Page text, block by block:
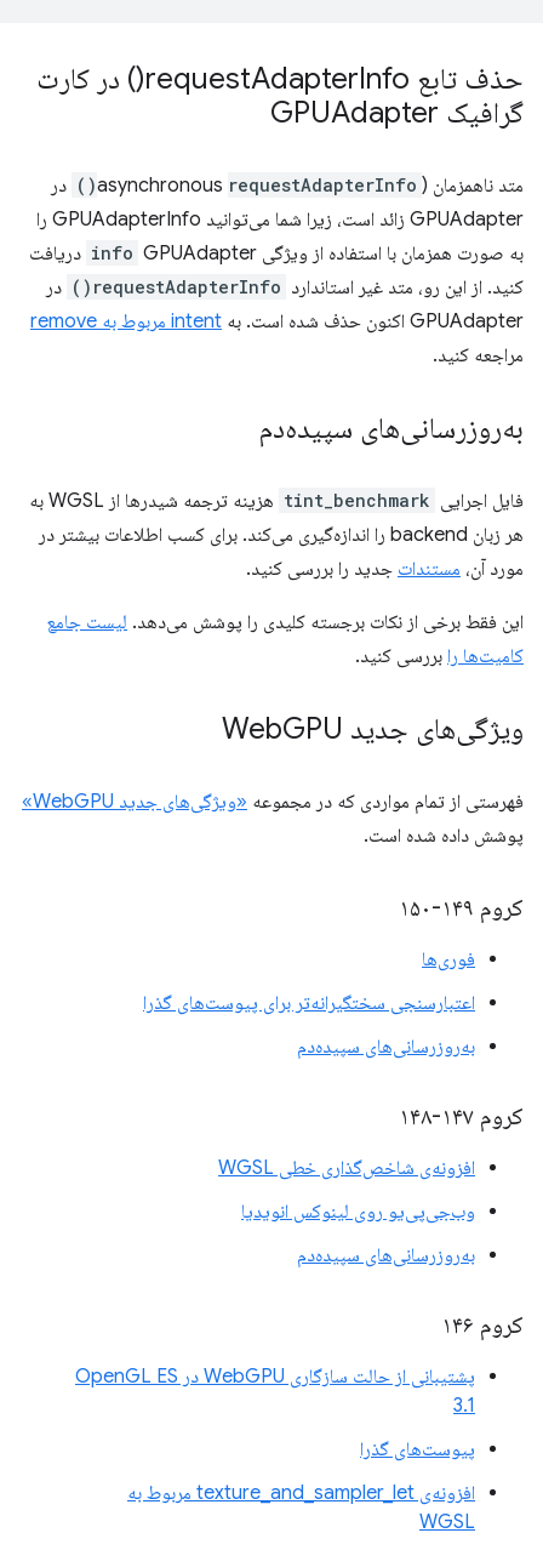
حذف تابع requestAdapterInfo(
) در کارت
گرافیک GPUAdapter
متد ناهمزمان (asynchronous requestAdapterInfo()
در
GPUAdapter زائد است، زیرا شما می‌توانید GPUAdapterInfo را
به صورت همزمان با استفاده از ویژگی
info GPUAdapter دریافت
کنید. از این رو، متد غیر استاندارد requestAdapterInfo()
در
GPUAdapter اکنون حذف شده است. به
intent مربوط به remove
مراجعه کنید.
به‌روزرسانی‌های سپیده‌دم
فایل اجرایی tint_benchmark
هزینه ترجمه شیدرها از WGSL به
هر زبان backend را اندازه‌گیری می‌کند. برای کسب اطلاعات بیشتر در
مورد آن، مستندات جدید را بررسی کنید.
این فقط برخی از نکات برجسته کلیدی را پوشش می‌دهد. لیست جامع
کامیت‌ها را بررسی کنید.
ویژگی‌های جدید Web GPU
فهرستی از تمام مواردی که در مجموعه «ویژگی‌های جدید WebGPU»
پوشش داده شده است.
کروم ۱۴۹-۱۵۰
فوری‌ها
اعتبارسنجی سختگیرانه‌تر برای پیوست‌های گذرا
به‌روزرسانی‌های سپیده‌دم
کروم ۱۴۷-۱۴۸
افزونه‌ی شاخص‌گذاری خطی WGSL
وب‌جی‌پی‌یو روی لینوکس انویدیا
به‌روزرسانی‌های سپیده‌دم
کروم ۱۴۶
پشتیبانی از حالت سازگاری WebGPU در OpenGL ES
3.1
پیوست‌های گذرا
افزونه‌ی texture_and_sampler_let مربوط به
WGSL